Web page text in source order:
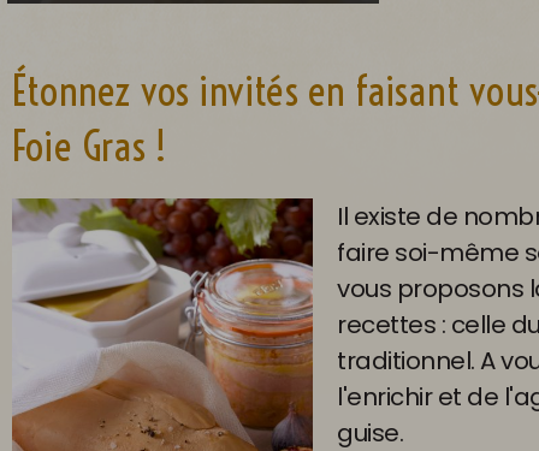
Étonnez vos invités en faisant
Foie Gras !
Il existe de
faire soi-même
vous proposons
recettes : celle
traditionnel. A
l'enrichir et de
guise.